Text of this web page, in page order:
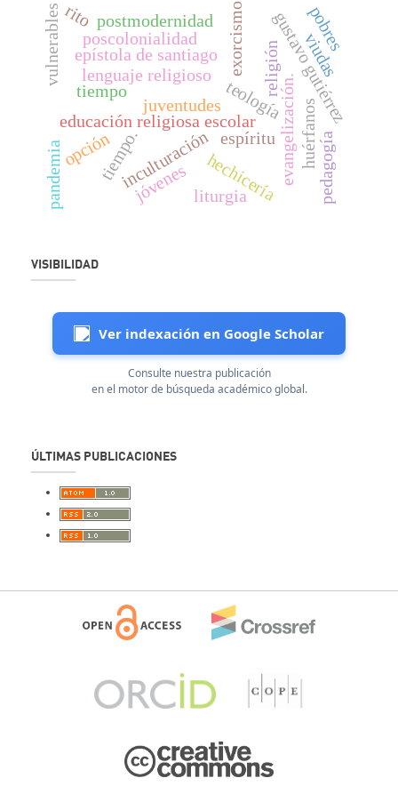
lenguaje religioso
juventudes
educación religiosa escolarteologíaevangelización.
espíritu
inculturación
gustavo gutiérrez
hechicería
exorcismo
epístola de santiago religión
huérfanos
viudas
vulnerables poscolonialidad
liturgia
postmodernidad
tiempo. pedagogía
opción
jóvenes
pobres
tiempo
pandemia
rito
VISIBILIDAD
Ver indexación en Google Scholar
Consulte nuestra publicación
en el motor de búsqueda académico global.
ÚLTIMAS PUBLICACIONES